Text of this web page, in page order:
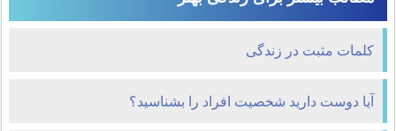
کلمات مثبت در زندگی
آیا دوست دارید شخصیت افراد را بشناسید؟